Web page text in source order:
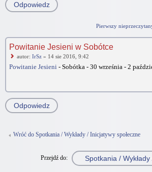
Odpowiedz
Pierwszy
Powitanie Jesieni w Sobótce
autor: IrSz » 14 sie 2016, 9:42
Powitanie Jesieni - Sobótka - 30 września - 2
Odpowiedz
Wróć do Spotkania / Wykłady / Inicjatywy społeczne
Przejdź do: